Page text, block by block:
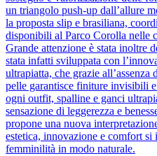
un triangolo push-up dall’allure
la proposta slip e brasiliana,
disponibili al Parco Corolla nelle
Grande attenzione è stata inoltre
stata infatti sviluppata con
ultrapiatta, che grazie
pelle garantisce finiture invisibili
ogni outfit, spalline e ganci
sensazione di leggerezza e
propone una nuova
estetica, innovazione e comfort
femminilità in modo naturale.